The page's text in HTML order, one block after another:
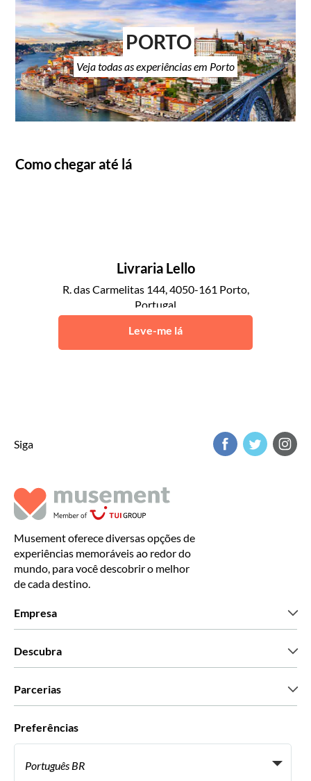
PORTO
Veja todas as experiências em Porto
Como chegar até lá
Livraria Lello
R. das Carmelitas 144, 4050-161 Porto,
Portugal
Porto
Leve-me lá
Siga
Musement oferece diversas opções de
experiências memoráveis ao redor do
mundo, para você descobrir o melhor
de cada destino.
Empresa
Descubra
Parcerias
Agências de viagem
Preferências
Português BR